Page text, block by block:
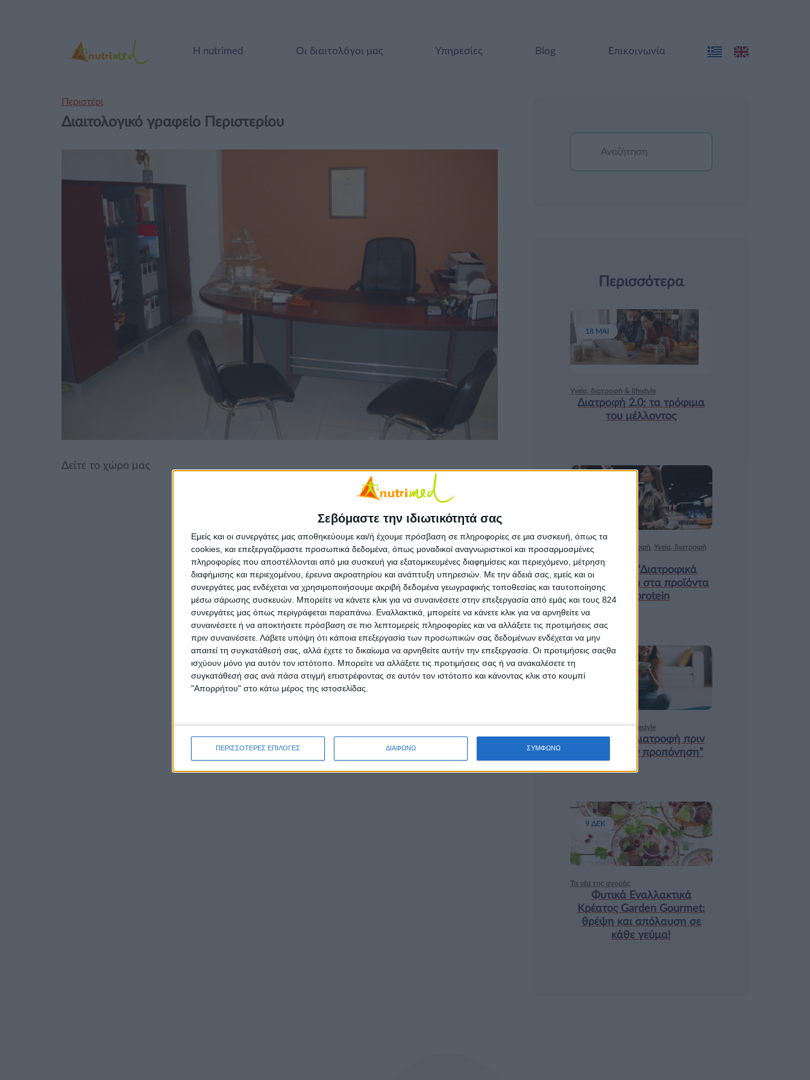
Σεβόμαστε την ιδιωτικότητά σας
Εμείς και οι συνεργάτες μας αποθηκεύουμε και/ή έχουμε πρόσβαση σε πληροφορίες σε μια συσκευή, όπως τα
cookies, και επεξεργαζόμαστε προσωπικά δεδομένα, όπως μοναδικοί αναγνωριστικοί και προσαρμοσμένες
πληροφορίες που αποστέλλονται από μια συσκευή για εξατομικευμένες διαφημίσεις και περιεχόμενο, μέτρηση
διαφήμισης και περιεχομένου, έρευνα ακροατηρίου και ανάπτυξη υπηρεσιών. Με την άδειά σας, εμείς και οι
συνεργάτες μας ενδέχεται να χρησιμοποιήσουμε ακριβή δεδομένα γεωγραφικής τοποθεσίας και ταυτοποίησης
μέσω σάρωσης συσκευών. Μπορείτε να κάνετε κλικ για να συναινέσετε στην επεξεργασία από εμάς και τους 824
συνεργάτες μας όπως περιγράφεται παραπάνω. Εναλλακτικά, μπορείτε να κάνετε κλικ για να αρνηθείτε να
συναινέσετε ή να αποκτήσετε πρόσβαση σε πιο λεπτομερείς πληροφορίες και να αλλάξετε τις προτιμήσεις σας
πριν συναινέσετε. Λάβετε υπόψη ότι κάποια επεξεργασία των προσωπικών σας δεδομένων ενδέχεται να μην
απαιτεί τη συγκατάθεσή σας, αλλά έχετε το δικαίωμα να αρνηθείτε αυτήν την επεξεργασία. Οι προτιμήσεις σαςθα
ισχύουν μόνο για αυτόν τον ιστότοπο. Μπορείτε να αλλάξετε τις προτιμήσεις σας ή να ανακαλέσετε τη
συγκατάθεσή σας ανά πάσα στιγμή επιστρέφοντας σε αυτόν τον ιστότοπο και κάνοντας κλικ στο κουμπί
"Απορρήτου" στο κάτω μέρος της ιστοσελίδας.
ΠΕΡΙΣΣΟΤΕΡΕΣ ΕΠΙΛΟΓΕΣ ΔΙΑΦΩΝΩ ΣΥΜΦΩΝΩ
Η nutrimed Οι διαιτολόγοι μας Υπηρεσίες Blog Επικοινωνία
Περιστέρι
Διαιτολογικό γραφείο Περιστερίου
Δείτε το χώρο μας
Περισσότερα
Υγεία, διατροφή & lifestyle
Διατροφή 2.0: τα τρόφιμα
του μέλλοντος
18 ΜΑΙ
Ισορροπημένη διατροφή, Υγεία, διατροφή
& lifestyle
Κεφάλαιο “Διατροφικά
trends”: zoοm στα προϊόντα
high protein
Υγεία, διατροφή & lifestyle
Κεφάλαιο “Διατροφή πριν
και μετά την προπόνηση”
Τα νέα της αγοράς
Φυτικά Εναλλακτικά
Κρέατος Garden Gourmet:
θρέψη και απόλαυση σε
κάθε γεύμα!
9 ΔΕΚ